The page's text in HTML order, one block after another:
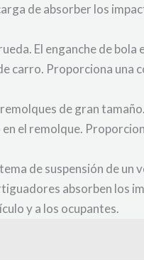
de absorber los
El enganche de bola
carro. Proporciona una
de gran
el remolque.
de suspensión de un
absorben los
y a los ocupantes.